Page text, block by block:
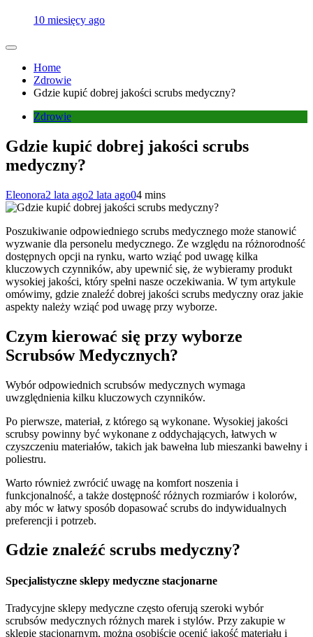
10 miesięcy ago
Home
Zdrowie
Gdzie kupić dobrej jakości scrubs medyczny?
Zdrowie
Gdzie kupić dobrej jakości scrubs
medyczny?
Eleonora2 lata ago2 lata ago04 mins
Poszukiwanie odpowiedniego scrubs medycznego może stanowić
wyzwanie dla personelu medycznego. Ze względu na różnorodność
dostępnych opcji na rynku, warto wziąć pod uwagę kilka
kluczowych czynników, aby upewnić się, że wybieramy produkt
wysokiej jakości, który spełni nasze oczekiwania. W tym artykule
omówimy, gdzie znaleźć dobrej jakości scrubs medyczny oraz jakie
aspekty należy wziąć pod uwagę przy wyborze.
Czym kierować się przy wyborze
Scrubsów Medycznych?
Wybór odpowiednich scrubsów medycznych wymaga
uwzględnienia kilku kluczowych czynników.
Po pierwsze, materiał, z którego są wykonane. Wysokiej jakości
scrubsy powinny być wykonane z oddychających, łatwych w
czyszczeniu materiałów, takich jak bawełna lub mieszanki bawełny i
poliestru.
Warto również zwrócić uwagę na komfort noszenia i
funkcjonalność, a także dostępność różnych rozmiarów i kolorów,
aby móc w łatwy sposób dopasować scrubs do indywidualnych
preferencji i potrzeb.
Gdzie znaleźć scrubs medyczny?
Specjalistyczne sklepy medyczne stacjonarne
Tradycyjne sklepy medyczne często oferują szeroki wybór
scrubsów medycznych różnych marek i stylów. Przy zakupie w
sklepie stacjonarnym, można osobiście ocenić jakość materiału i